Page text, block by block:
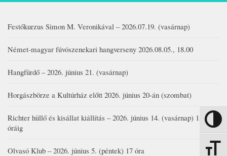
Nagy
Festőkurzus Simon M. Veronikával – 2026.07.19. (vasárnap)
Német-magyar fúvószenekari hangverseny 2026.08.05., 18.00
Hangfürdő – 2026. június 21. (vasárnap)
Horgászbörze a Kultúrház előtt 2026. június 20-án (szombat)
Richter hüllő és kisállat kiállítás – 2026. június 14. (vasárnap) 15-17
óráig
Olvasó Klub – 2026. június 5. (péntek) 17 óra